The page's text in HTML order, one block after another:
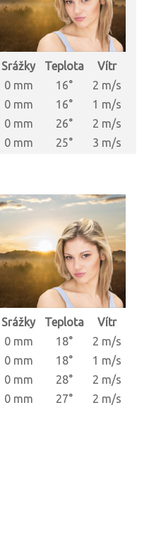
Srážky Teplota
Vítr
0 mm 16°
2 m/s
0 mm 16°
1 m/s
0 mm 26°
2 m/s
0 mm 25° 3 m/s
Srážky Teplota
Vítr
0 mm 18°
2 m/s
0 mm 18°
1 m/s
0 mm 28°
2 m/s
0 mm 27° 2 m/s